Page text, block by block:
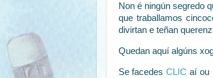
Non é ningún segredo
que traballamos
divirtan e teñan
Quedan aquí algúns
Se facedesCLIC aí ou